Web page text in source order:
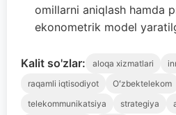
omillarni aniqlash hamda
ekonometrik model
Kalit so'zlar: aloqa xizmatlari
raqamli iqtisodiyot
Oʻzbektelekom
telekommunikatsiya
strategiya